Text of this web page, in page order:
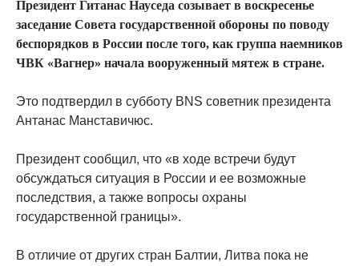
Президент Гитанас Науседа созывает в воскресенье
заседание Совета государственной обороны по поводу
беспорядков в России после того, как группа наемников
ЧВК «Вагнер» начала вооруженный мятеж в стране.
Это подтвердил в субботу BNS советник президента
Антанас Манставичюс.
Президент сообщил, что «в ходе встречи будут
обсуждаться ситуация в России и ее возможные
последствия, а также вопросы охраны
государственной границы».
В отличие от других стран Балтии, Литва пока не